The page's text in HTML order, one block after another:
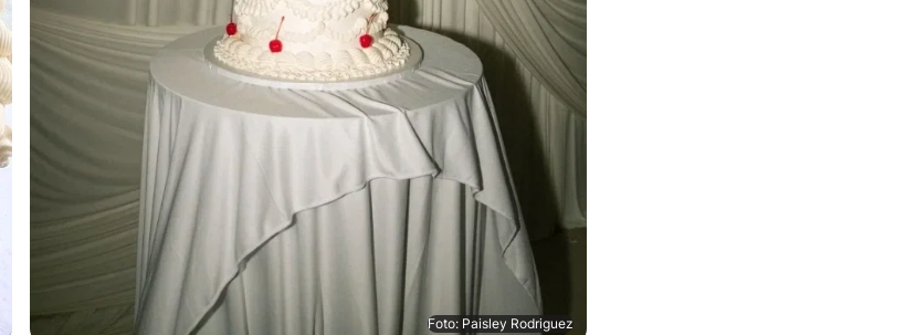
Foto: Paisley Rodriguez